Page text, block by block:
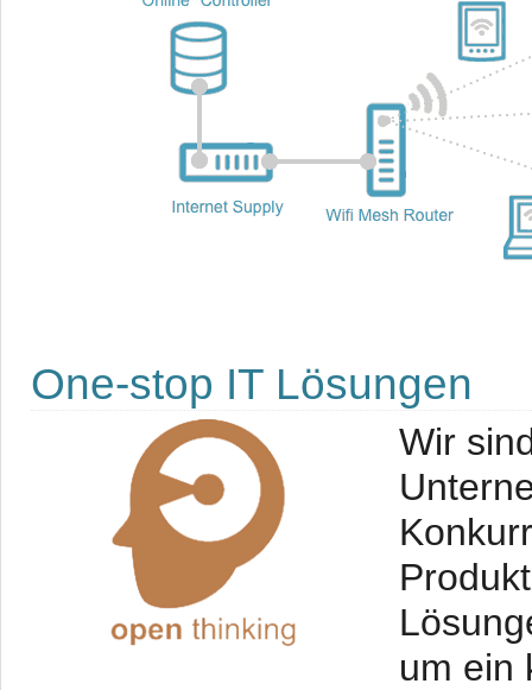
One-stop IT Lösungen
Wir
um ein